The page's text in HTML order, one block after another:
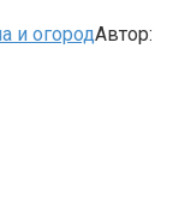
и огородАвтор: